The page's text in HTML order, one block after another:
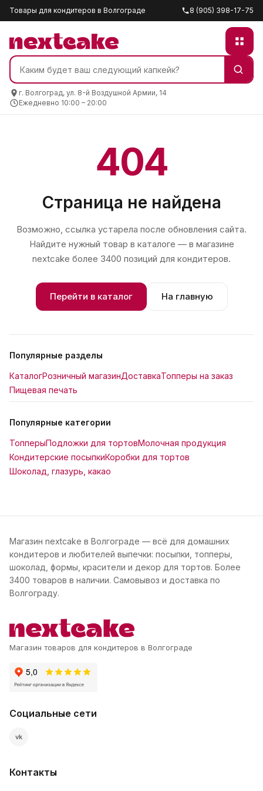
Товары для кондитеров в Волгограде 8 (905) 398-17-75
г. Волгоград, ул. 8-й Воздушной Армии, 14
Ежедневно 10:00 – 20:00
404
Страница не найдена
Возможно, ссылка устарела после обновления сайта.
Найдите нужный товар в каталоге — в магазине
nextcake более 3400 позиций для кондитеров.
Перейти в каталог На главную
Популярные разделы
КаталогРозничный магазинДоставкаТопперы на заказ
Пищевая печать
Популярные категории
ТопперыПодложки для тортовМолочная продукция
Кондитерские посыпкиКоробки для тортов
Шоколад, глазурь, какао
Магазин nextcake в Волгограде — всё для домашних
кондитеров и любителей выпечки: посыпки, топперы,
шоколад, формы, красители и декор для тортов. Более
3400 товаров в наличии. Самовывоз и доставка по
Волгограду.
Магазин товаров для кондитеров в Волгограде
Социальные сети
vk
Контакты